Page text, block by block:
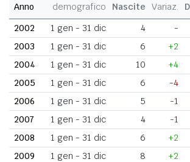
Anno
demografico
Nascite Variaz.
2002
1 gen - 31 dic 4 -
2003
1 gen - 31 dic 6 +2
2004
1 gen - 31 dic 10 +4
2005
1 gen - 31 dic 6 -4
2006
1 gen - 31 dic 5 -1
2007
1 gen - 31 dic 4 -1
2008
1 gen - 31 dic 6 +2
2009
1 gen - 31 dic 8 +2